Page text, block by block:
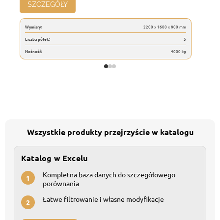
SZCZEGÓŁY
Wymiary:
2200 x 1600 x 800 mm
Liczba półek:
5
Nośność:
4000 kg
Wszystkie produkty przejrzyście w katalogu
Katalog w Excelu
1
Kompletna baza danych do szczegółowego
porównania
2 Łatwe filtrowanie i własne modyfikacje